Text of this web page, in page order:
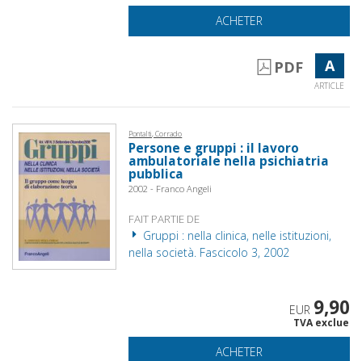
ACHETER
PDF A
ARTICLE
Pontalti, Corrado
Persone e gruppi : il lavoro
ambulatoriale nella psichiatria
pubblica
2002 - Franco Angeli
FAIT PARTIE DE
Gruppi : nella clinica, nelle istituzioni,
nella società. Fascicolo 3, 2002
EUR 9,90
TVA exclue
ACHETER